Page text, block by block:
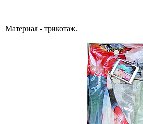
Материал - трикотаж.